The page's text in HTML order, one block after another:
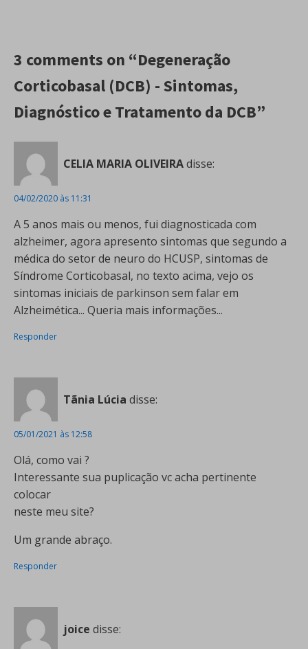
3 comments on “Degeneração
Corticobasal (DCB) - Sintomas,
Diagnóstico e Tratamento da DCB”
CELIA MARIA OLIVEIRAdisse:
04/02/2020 às 11:31
A 5 anos mais ou menos, fui diagnosticada com
alzheimer, agora apresento sintomas que segundo a
médica do setor de neuro do HCUSP, sintomas de
Síndrome Corticobasal, no texto acima, vejo os
sintomas iniciais de parkinson sem falar em
Alzheimética... Queria mais informações...
Responder
Tãnia Lúcia disse:
05/01/2021 às 12:58
Olá, como vai ?
Interessante sua puplicação vc acha pertinente
colocar
neste meu site?
Um grande abraço.
Responder
joice disse: